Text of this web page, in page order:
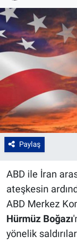
Paylaş
ABD ile İran
ateşkesin
ABD Merkez
Hürmüz Boğazı
yönelik